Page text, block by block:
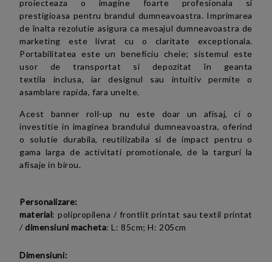
proiecteaza o imagine foarte profesionala si
prestigioasa pentru brandul dumneavoastra. Imprimarea
de înalta rezolutie asigura ca mesajul dumneavoastra de
marketing este livrat cu o claritate exceptionala.
Portabilitatea este un beneficiu cheie; sistemul este
usor de transportat si depozitat în geanta
textila inclusa, iar designul sau intuitiv permite o
asamblare rapida, fara unelte.
Acest banner roll-up nu este doar un afisaj, ci o
investitie in imaginea brandului dumneavoastra, oferind
o solutie durabila, reutilizabila si de impact pentru o
gama larga de activitati promotionale, de la targuri la
afisaje in birou.
Personalizare:
material:polipropilena / frontlit printat sau textil printat
/dimensiuni macheta: L: 85cm; H: 205cm
Dimensiuni: